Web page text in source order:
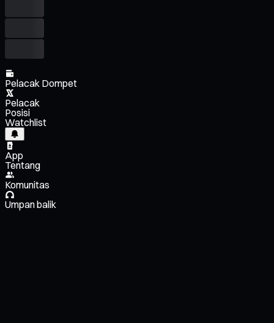
Pelacak Dompet
Pelacak
Posisi
Watchlist
App
Tentang
Komunitas
Umpan balik